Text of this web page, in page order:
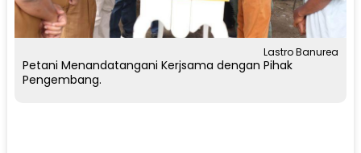
Lastro Banurea
Petani Menandatangani Kerjsama dengan Pihak
Pengembang.